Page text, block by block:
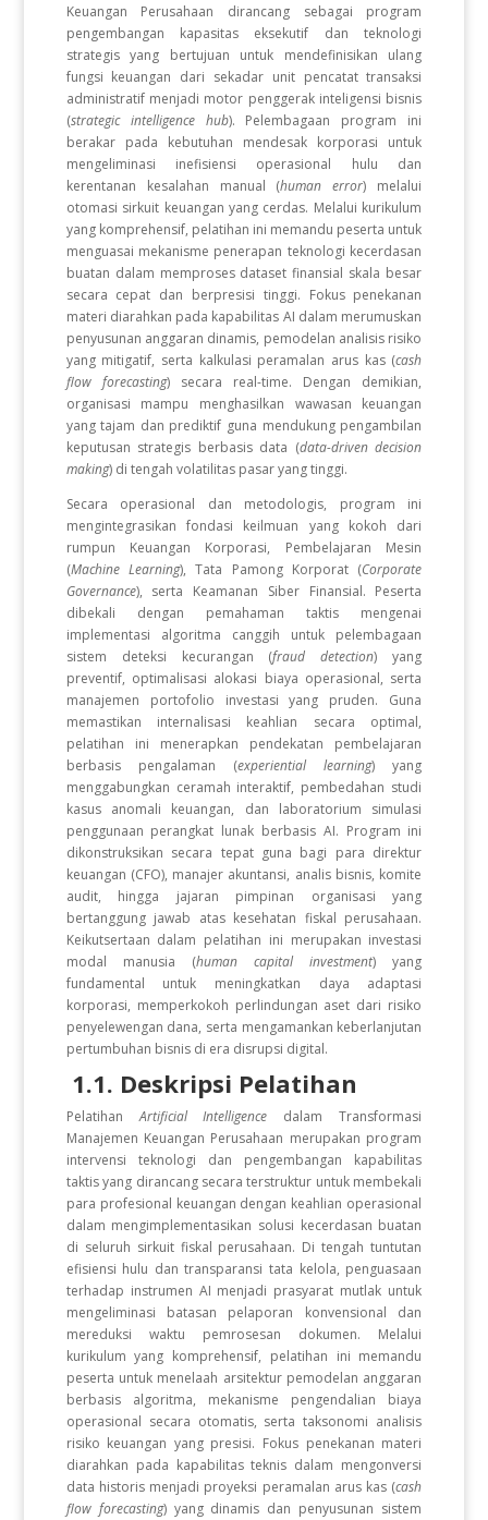
Keuangan Perusahaan dirancang sebagai program
pengembangan kapasitas eksekutif dan teknologi
strategis yang bertujuan untuk mendefinisikan ulang
fungsi keuangan dari sekadar unit pencatat transaksi
administratif menjadi motor penggerak inteligensi bisnis
(strategic intelligence hub). Pelembagaan program ini
berakar pada kebutuhan mendesak korporasi untuk
mengeliminasi inefisiensi operasional hulu dan
kerentanan kesalahan manual (human error) melalui
otomasi sirkuit keuangan yang cerdas. Melalui kurikulum
yang komprehensif, pelatihan ini memandu peserta untuk
menguasai mekanisme penerapan teknologi kecerdasan
buatan dalam memproses dataset finansial skala besar
secara cepat dan berpresisi tinggi. Fokus penekanan
materi diarahkan pada kapabilitas AI dalam merumuskan
penyusunan anggaran dinamis, pemodelan analisis risiko
yang mitigatif, serta kalkulasi peramalan arus kas (cash
flow forecasting) secara real-time. Dengan demikian,
organisasi mampu menghasilkan wawasan keuangan
yang tajam dan prediktif guna mendukung pengambilan
keputusan strategis berbasis data (data-driven decision
making) di tengah volatilitas pasar yang tinggi.
Secara operasional dan metodologis, program ini
mengintegrasikan fondasi keilmuan yang kokoh dari
rumpun Keuangan Korporasi, Pembelajaran Mesin
(Machine Learning), Tata Pamong Korporat (Corporate
Governance), serta Keamanan Siber Finansial. Peserta
dibekali dengan pemahaman taktis mengenai
implementasi algoritma canggih untuk pelembagaan
sistem deteksi kecurangan (fraud detection) yang
preventif, optimalisasi alokasi biaya operasional, serta
manajemen portofolio investasi yang pruden. Guna
memastikan internalisasi keahlian secara optimal,
pelatihan ini menerapkan pendekatan pembelajaran
berbasis pengalaman (experiential learning) yang
menggabungkan ceramah interaktif, pembedahan studi
kasus anomali keuangan, dan laboratorium simulasi
penggunaan perangkat lunak berbasis AI. Program ini
dikonstruksikan secara tepat guna bagi para direktur
keuangan (CFO), manajer akuntansi, analis bisnis, komite
audit, hingga jajaran pimpinan organisasi yang
bertanggung jawab atas kesehatan fiskal perusahaan.
Keikutsertaan dalam pelatihan ini merupakan investasi
modal manusia (human capital investment) yang
fundamental untuk meningkatkan daya adaptasi
korporasi, memperkokoh perlindungan aset dari risiko
penyelewengan dana, serta mengamankan keberlanjutan
pertumbuhan bisnis di era disrupsi digital.
1.1. Deskripsi Pelatihan
PelatihanArtificial Intelligence dalam Transformasi
Manajemen Keuangan Perusahaan merupakan program
intervensi teknologi dan pengembangan kapabilitas
taktis yang dirancang secara terstruktur untuk membekali
para profesional keuangan dengan keahlian operasional
dalam mengimplementasikan solusi kecerdasan buatan
di seluruh sirkuit fiskal perusahaan. Di tengah tuntutan
efisiensi hulu dan transparansi tata kelola, penguasaan
terhadap instrumen AI menjadi prasyarat mutlak untuk
mengeliminasi batasan pelaporan konvensional dan
mereduksi waktu pemrosesan dokumen. Melalui
kurikulum yang komprehensif, pelatihan ini memandu
peserta untuk menelaah arsitektur pemodelan anggaran
berbasis algoritma, mekanisme pengendalian biaya
operasional secara otomatis, serta taksonomi analisis
risiko keuangan yang presisi. Fokus penekanan materi
diarahkan pada kapabilitas teknis dalam mengonversi
data historis menjadi proyeksi peramalan arus kas (cash
flow forecasting) yang dinamis dan penyusunan sistem